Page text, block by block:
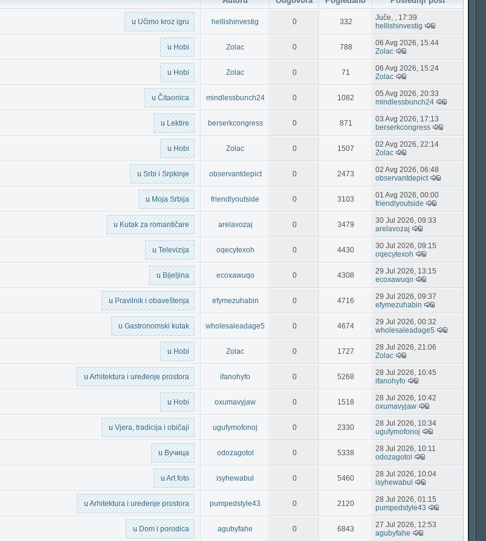
uUčimo kroz igru hellishinvestig 0 332
Juče, , 17:39
hellishinvestig
uHobi Zolac 0 788
06 Avg 2026, 15:44
Zolac
uHobi Zolac 0 71
06 Avg 2026, 15:24
Zolac
uČitaonica mindlessbunch24 0 1082
05 Avg 2026, 20:33
mindlessbunch24
uLektire berserkcongress 0 871
03 Avg 2026, 17:13
berserkcongress
uHobi Zolac 0 1507
02 Avg 2026, 22:14
Zolac
uSrbi i Srpkinje observantdepict 0 2473
02 Avg 2026, 06:48
observantdepict
uMoja Srbija friendlyoutside 0 3103
01 Avg 2026, 00:00
friendlyoutside
uKutak za romantičare arelavozaj 0 3479
30 Jul 2026, 09:33
arelavozaj
uTelevizija oqecytexoh 0 4430
30 Jul 2026, 09:15
oqecytexoh
uBijeljina ecoxawuqo 0 4308
29 Jul 2026, 13:15
ecoxawuqo
uPravilnik i obaveštenja efymezuhabin 0 4716
29 Jul 2026, 09:37
efymezuhabin
uGastronomski kutak wholesaleadage5 0 4674
29 Jul 2026, 00:32
wholesaleadage5
uHobi Zolac 0 1727
28 Jul 2026, 21:06
Zolac
uArhitektura i uređenje prostora ifanohyfo 0 5268
28 Jul 2026, 10:45
ifanohyfo
uHobi oxumavyjaw 0 1518
28 Jul 2026, 10:42
oxumavyjaw
uVjera, tradicija i običaji ugufymofonoj 0 2330
28 Jul 2026, 10:34
ugufymofonoj
uВучица odozagotol 0 5338
28 Jul 2026, 10:11
odozagotol
uArt foto isyhewabul 0 5460
28 Jul 2026, 10:04
isyhewabul
uArhitektura i uređenje prostora pumpedstyle43 0 2120
28 Jul 2026, 01:15
pumpedstyle43
uDom i porodica agubyfahe 0 6843
27 Jul 2026, 12:53
agubyfahe